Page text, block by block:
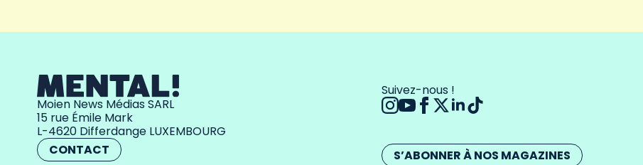
Moien News Médias SARL
15 rue Émile Mark
L-4620 Differdange LUXEMBOURG
CONTACT
Suivez-nous !
S’ABONNER À NOS MAGAZINES